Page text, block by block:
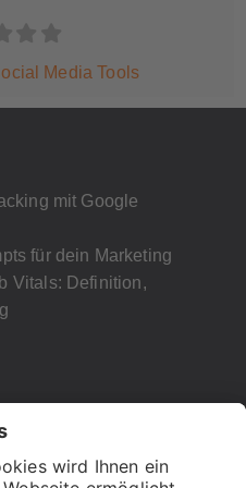
Media Tools
mit Google
für dein Marketing
Vitals: Definition,
SEO und Google?